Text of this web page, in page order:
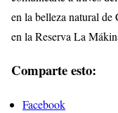
en la belleza natural
en la Reserva La
Comparte esto:
Facebook